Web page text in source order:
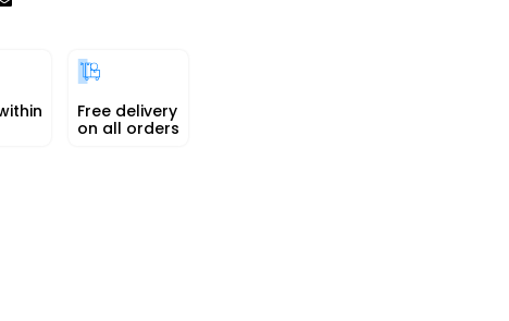
Free delivery
on all orders